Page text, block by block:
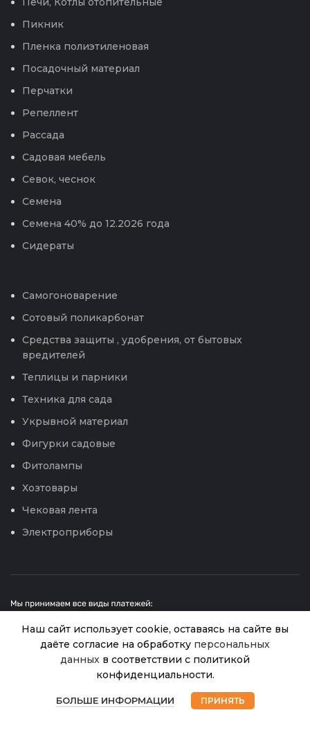
Пикник
Пленка полиэтиленовая
Посадочный материал
Перчатки
Репеллент
Рассада
Садовая мебель
Севок, чеснок
Семена
Семена 40% до 12.2026 года
Сидераты
Самогоноварение
Сотовый поликарбонат
Средства защиты , удобрения, от бытовых
вредителей
Теплицы и парники
Техника для сада
Укрывной материал
Фигурки садовые
Фитолампы
Хозтовары
Чековая лента
Электроприборы
Интернет магазин Успех. ИП Хрипунов Сергей
ИНН 420800180243 / ОГРНИП 304420530300327
Все права защищены.Персональные данные.
Наш сайт использует cookie, оставаясь на сайте вы
даёте согласие на обработку персональных
данных в соответствии с политикой
конфиденциальности.
БОЛЬШЕ ИНФОРМАЦИИ ПРИНЯТЬ
Салат Азарт листовой
(Гавриш) 0,5г
металлиз.
24.00₽
Нет в
Магазин Избранное Корзина Мой аккаунт